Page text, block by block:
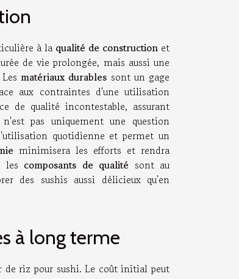
à la qualité de construction et
de vie prolongée, mais aussi une
matériaux durables sont un gage
aux contraintes d'une utilisation
de qualité incontestable, assurant
pas uniquement une question
quotidienne et permet un
minimisera les efforts et rendra
les composants de qualité sont au
des sushis aussi délicieux qu'en
à long terme
de riz pour sushi. Le coût initial peut